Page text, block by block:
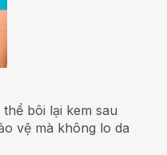
bôi lại kem sau
vệ mà không lo da